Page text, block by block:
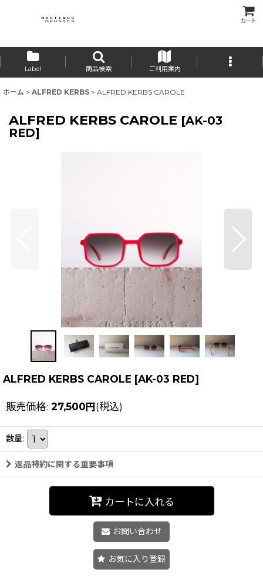
カート
Label 商品検索 ご利用案内
ホーム > ALFRED KERBS > ALFRED KERBS CAROLE
ALFRED KERBS CAROLE [AK-03
RED]
ALFRED KERBS CAROLE [AK-03 RED]
販売価格: 27,500円(税込)
数量:
返品特約に関する重要事項
カートに入れる
お問い合わせ
お気に入り登録